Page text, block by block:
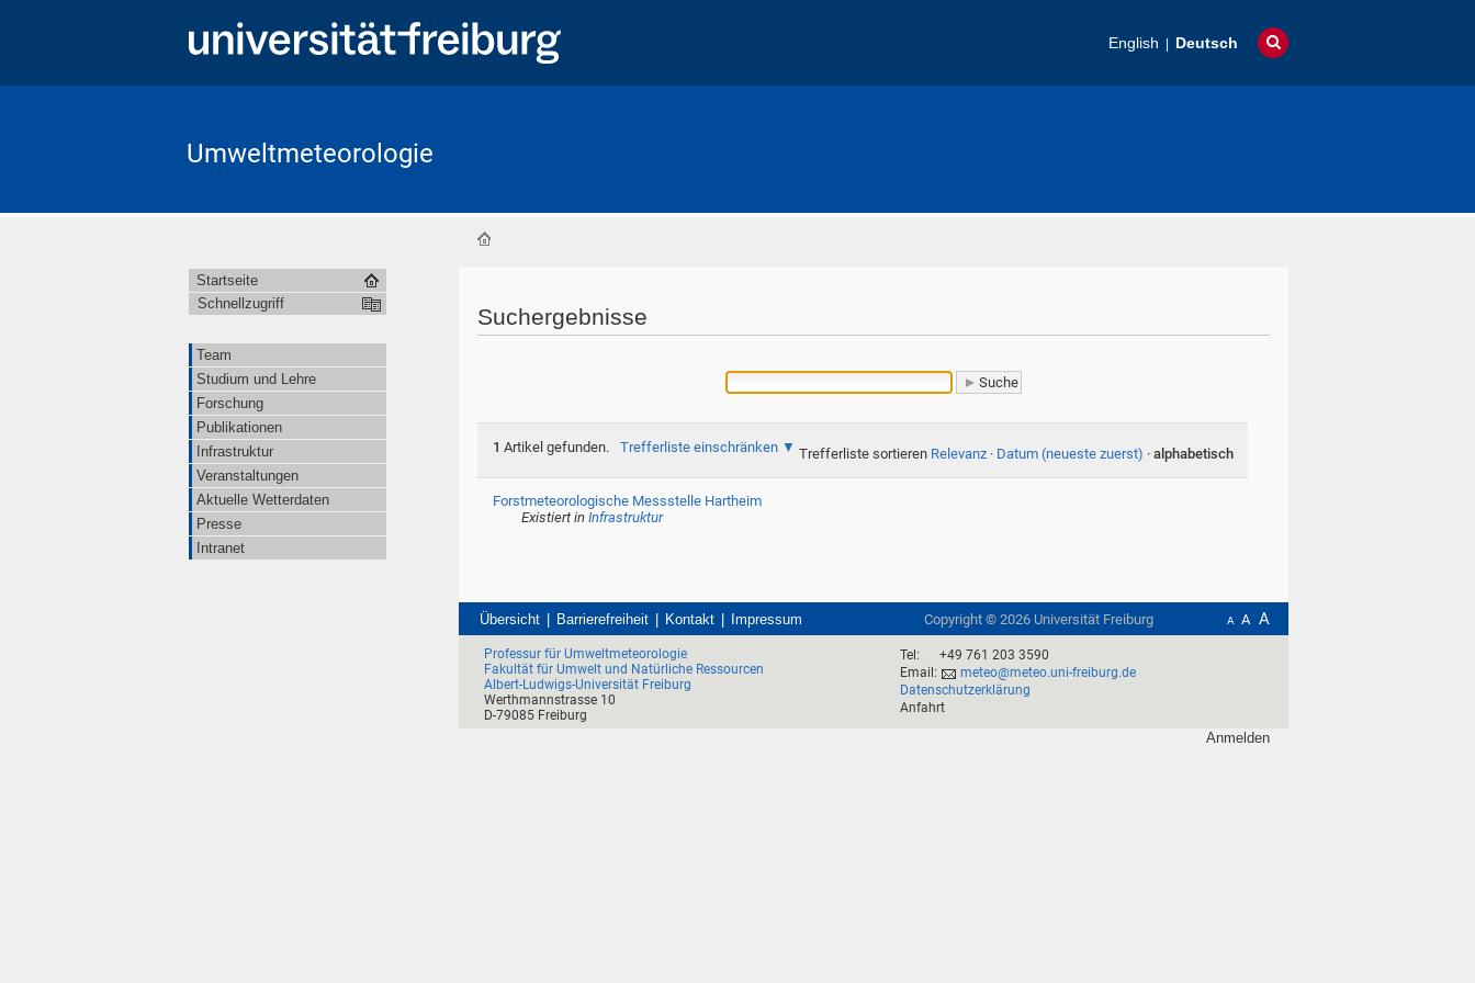
English Deutsch
Umweltmeteorologie
Suchergebnisse
1 Artikel gefunden. Trefferliste einschränken Trefferliste sortieren Relevanz · Datum (neueste zuerst) · alphabetisch
Forstmeteorologische Messstelle Hartheim
Existiert in Infrastruktur
Startseite
Schnellzugriff
Team
Studium und Lehre
Forschung
Publikationen
Infrastruktur
Veranstaltungen
Aktuelle Wetterdaten
Presse
Intranet
Übersicht Barrierefreiheit Kontakt Impressum A A A
Copyright © 2026Universität Freiburg
Professur für Umweltmeteorologie
Fakultät für Umwelt und Natürliche Ressourcen
Albert-Ludwigs-Universität Freiburg
Werthmannstrasse 10
D-79085 Freiburg
Tel:
+49 761 203 3590
Email:
meteo@meteo.uni-freiburg.de
Datenschutzerklärung
Anfahrt
Anmelden